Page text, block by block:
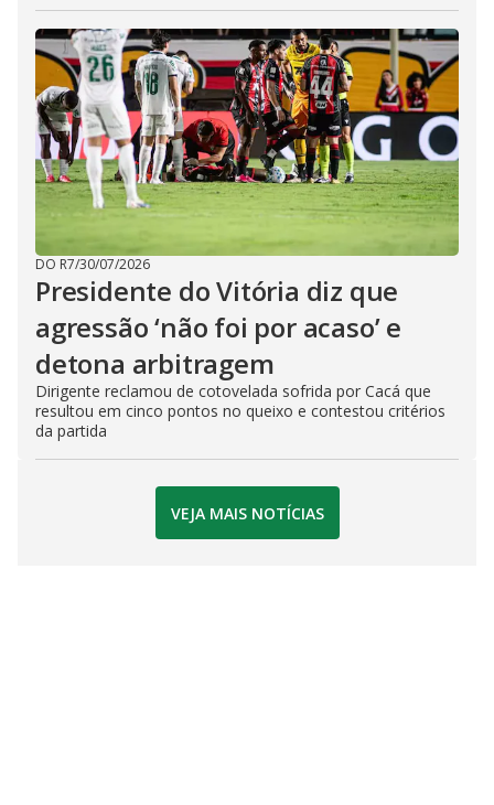
DO R7/30/07/2026
Presidente do Vitória diz que
agressão ‘não foi por acaso’ e
detona arbitragem
Dirigente reclamou de cotovelada sofrida por Cacá que
resultou em cinco pontos no queixo e contestou critérios
da partida
VEJA MAIS NOTÍCIAS